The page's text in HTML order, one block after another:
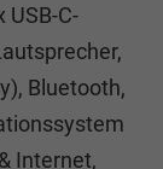
USB-C-
Bluetooth,
Internet,